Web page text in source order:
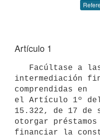
Artículo 1
intermediación
comprendidas en
el Artículo 1º del
15.322, de 17 de
otorgar
financiar la